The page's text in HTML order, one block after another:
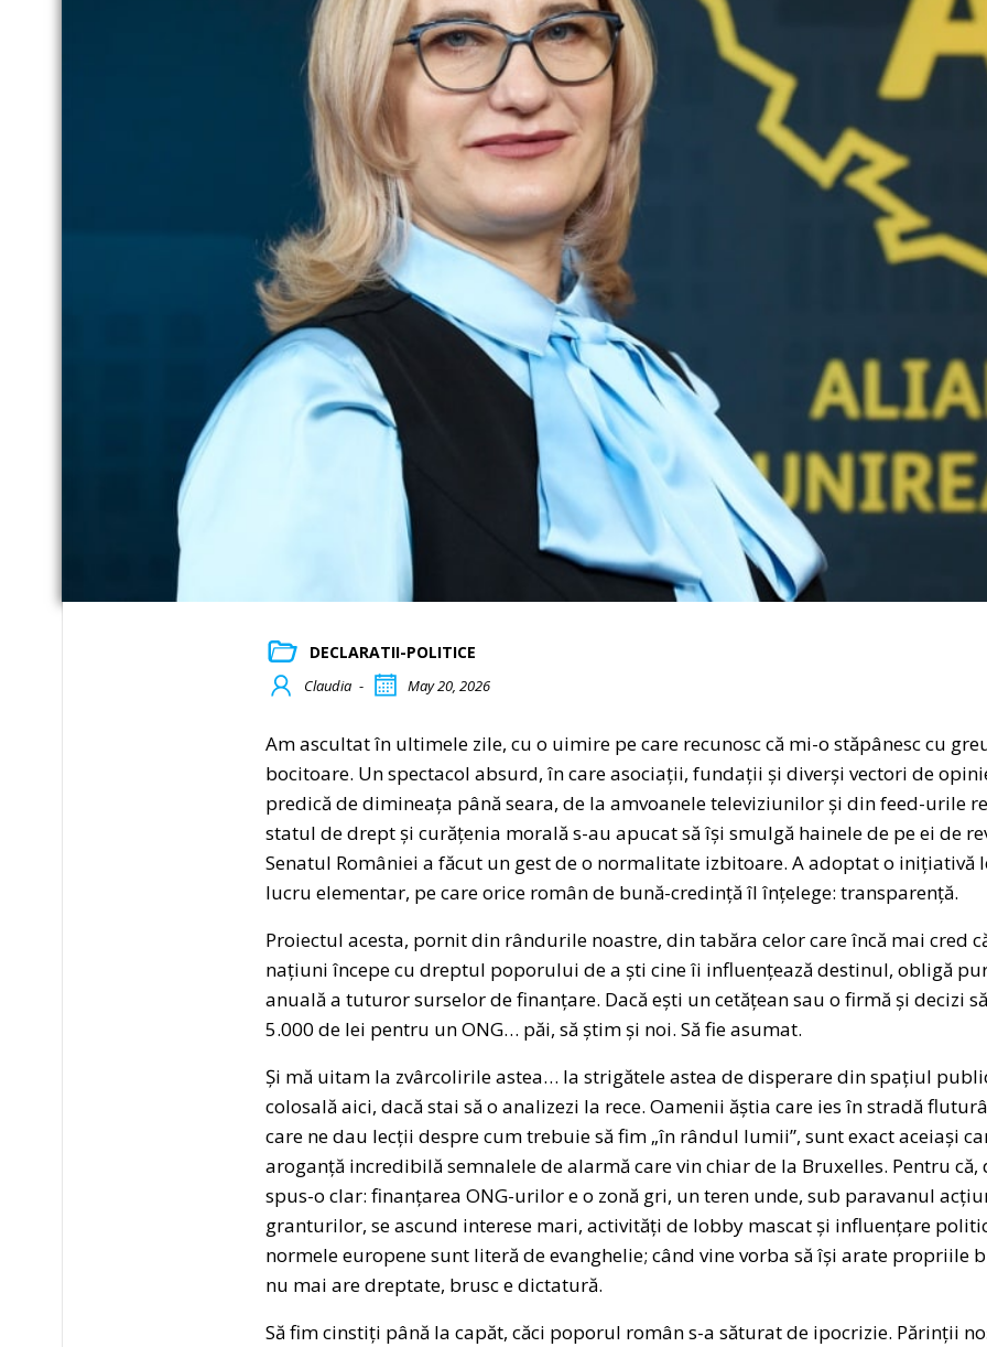
DECLARATII-POLITICE
Claudia - May 20, 2026
Am ascultat în ultimele zile, cu o uimire pe care recunosc că mi-o stăpânesc cu
bocitoare. Un spectacol absurd, în care asociații, fundații și diverși vectori de
predică de dimineața până seara, de la amvoanele televiziunilor și din feed-urile
statul de drept și curățenia morală s-au apucat să își smulgă hainele de pe ei de
Senatul României a făcut un gest de o normalitate izbitoare. A adoptat o inițiativă
lucru elementar, pe care orice român de bună-credință îl înțelege: transparență.
Proiectul acesta, pornit din rândurile noastre, din tabăra celor care încă mai cred
națiuni începe cu dreptul poporului de a ști cine îi influențează destinul, obligă
anuală a tuturor surselor de finanțare. Dacă ești un cetățean sau o firmă și decizi
5.000 de lei pentru un ONG… păi, să știm și noi. Să fie asumat.
Și mă uitam la zvârcolirile astea… la strigătele astea de disperare din spațiul
colosală aici, dacă stai să o analizezi la rece. Oamenii ăștia care ies în stradă
care ne dau lecții despre cum trebuie să fim „în rândul lumii”, sunt exact aceiași
aroganță incredibilă semnalele de alarmă care vin chiar de la Bruxelles. Pentru că,
spus-o clar: finanțarea ONG-urilor e o zonă gri, un teren unde, sub paravanul
granturilor, se ascund interese mari, activități de lobby mascat și influențare
normele europene sunt literă de evanghelie; când vine vorba să își arate propriile
nu mai are dreptate, brusc e dictatură.
Să fim cinstiți până la capăt, căci poporul român s-a săturat de ipocrizie. Părinții